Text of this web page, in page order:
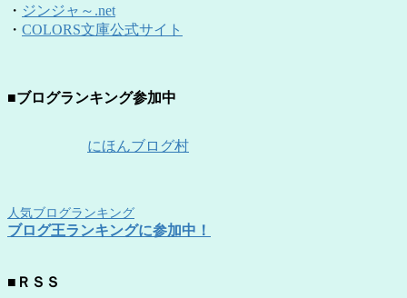
・ ジンジャ～.net
・ COLORS文庫公式サイト
■ブログランキング参加中
にほんブログ村
人気ブログランキング
ブログ王ランキングに参加中！
■ＲＳＳ